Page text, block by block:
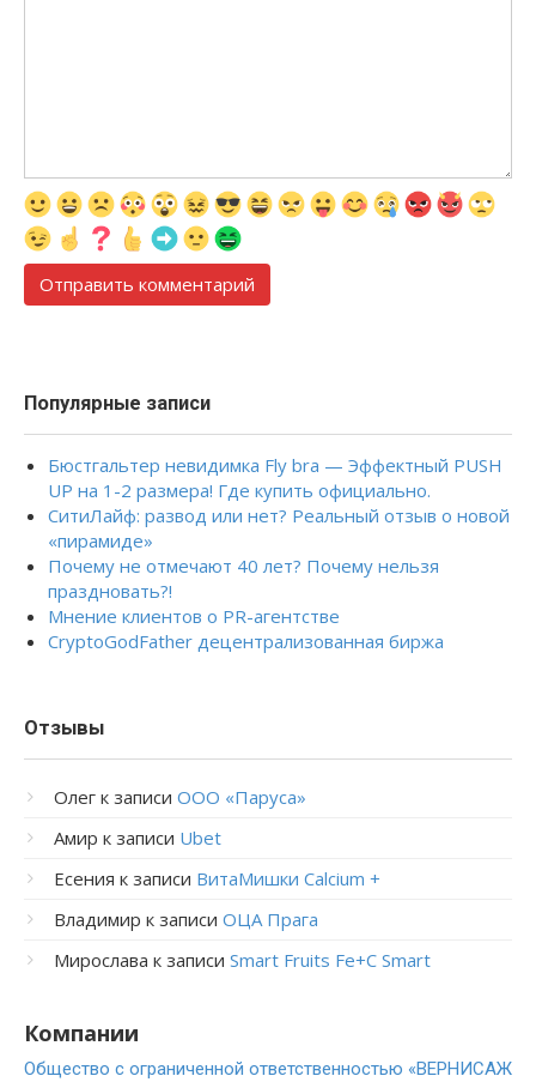
Популярные записи
Бюстгальтер невидимка Fly bra — Эффектный PUSH
UP на 1-2 размера! Где купить официально.
СитиЛайф: развод или нет? Реальный отзыв о новой
«пирамиде»
Почему не отмечают 40 лет? Почему нельзя
праздновать?!
Мнение клиентов о PR-агентстве
CryptoGodFather децентрализованная биржа
Отзывы
Олег к записи ООО «Паруса»
Амир к записи Ubet
Есения к записи ВитаМишки Calcium +
Владимир к записи ОЦА Прага
Мирослава к записи Smart Fruits Fe+C Smart
Компании
Общество с ограниченной ответственностью «ВЕРНИСАЖ